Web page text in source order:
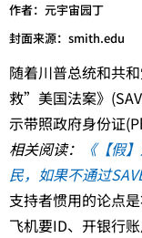
作者：元宇宙园丁
封面来源：smith.edu
随着川普总统和共
救”美国法案》
示带照政府身份证
相关阅读：
《【假
民，如果不通过
支持者惯用的论点
飞机要ID、开银行